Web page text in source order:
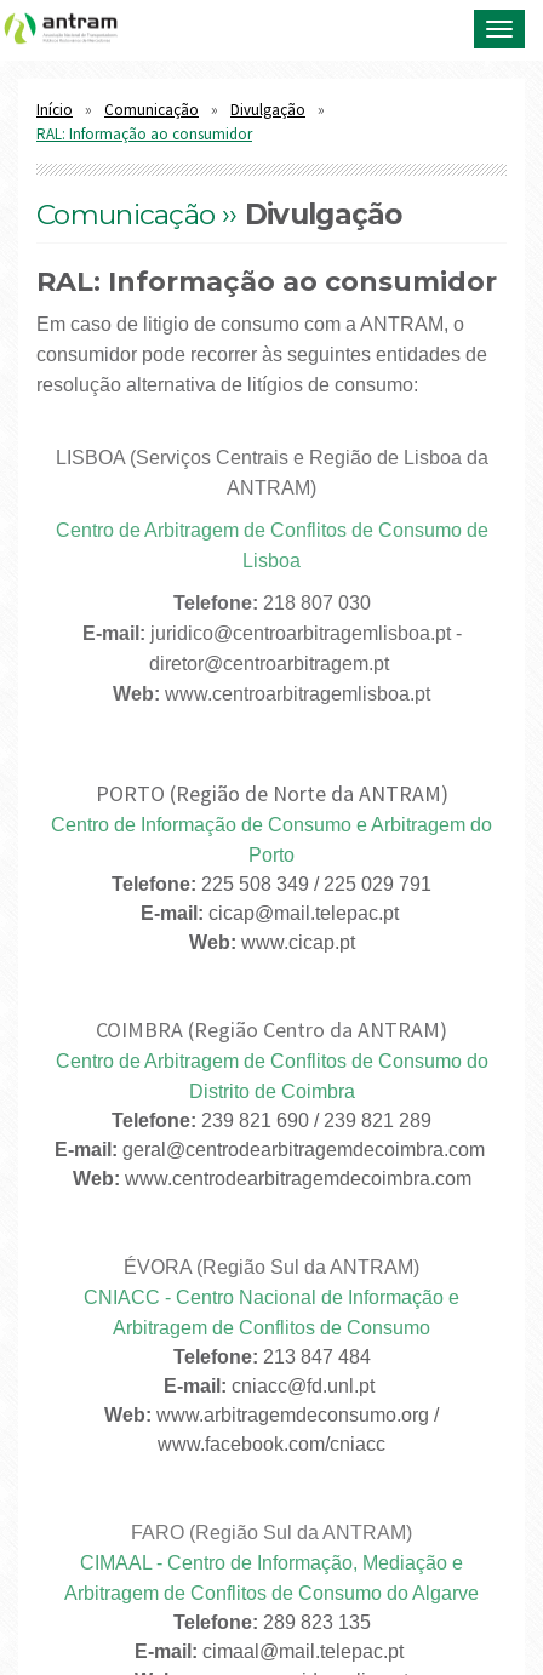
Início Comunicação
Divulgação
RAL: Informação ao consumidor
Comunicação ›› Divulgação
RAL: Informação ao consumidor
Em caso de litigio de consumo com a ANTRAM, o
consumidor pode recorrer às seguintes entidades de
resolução alternativa de litígios de consumo:
LISBOA (Serviços Centrais e Região de Lisboa da
ANTRAM)
Centro de Arbitragem de Conflitos de Consumo de
Lisboa
Telefone: 218 807 030
E-mail: juridico@centroarbitragemlisboa.pt -
diretor@centroarbitragem.pt
Web: www.centroarbitragemlisboa.pt
PORTO (Região de Norte da ANTRAM)
Centro de Informação de Consumo e Arbitragem do
Porto
Telefone: 225 508 349 / 225 029 791
E-mail: cicap@mail.telepac.pt
Web: www.cicap.pt
COIMBRA (Região Centro da ANTRAM)
Centro de Arbitragem de Conflitos de Consumo do
Distrito de Coimbra
Telefone: 239 821 690 / 239 821 289
E-mail: geral@centrodearbitragemdecoimbra.com
Web: www.centrodearbitragemdecoimbra.com
ÉVORA (Região Sul da ANTRAM)
CNIACC - Centro Nacional de Informação e
Arbitragem de Conflitos de Consumo
Telefone: 213 847 484
E-mail: cniacc@fd.unl.pt
Web: www.arbitragemdeconsumo.org /
www.facebook.com/cniacc
FARO (Região Sul da ANTRAM)
CIMAAL - Centro de Informação, Mediação e
Arbitragem de Conflitos de Consumo do Algarve
Telefone: 289 823 135
E-mail: cimaal@mail.telepac.pt